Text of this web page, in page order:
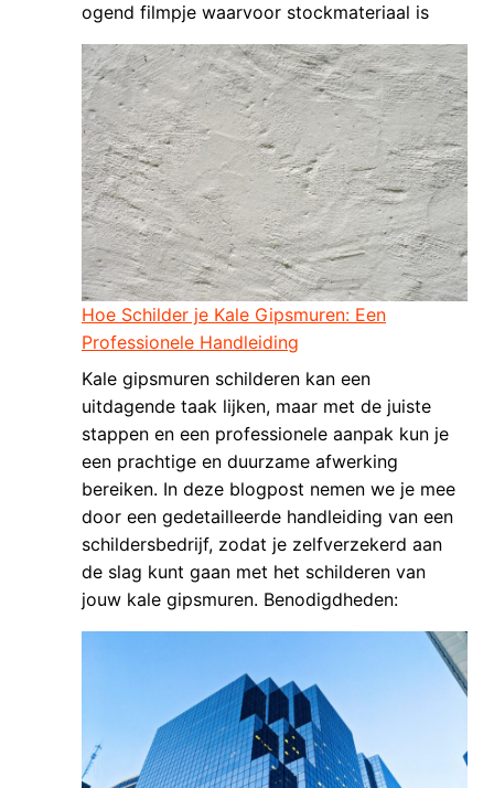
ogend filmpje waarvoor stockmateriaal is
Hoe Schilder je Kale Gipsmuren: Een
Professionele Handleiding
Kale gipsmuren schilderen kan een
uitdagende taak lijken, maar met de juiste
stappen en een professionele aanpak kun je
een prachtige en duurzame afwerking
bereiken. In deze blogpost nemen we je mee
door een gedetailleerde handleiding van een
schildersbedrijf, zodat je zelfverzekerd aan
de slag kunt gaan met het schilderen van
jouw kale gipsmuren. Benodigdheden: